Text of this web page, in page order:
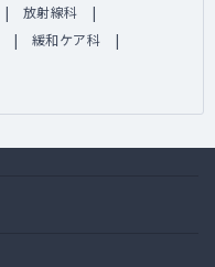
放射線科
緩和ケア科